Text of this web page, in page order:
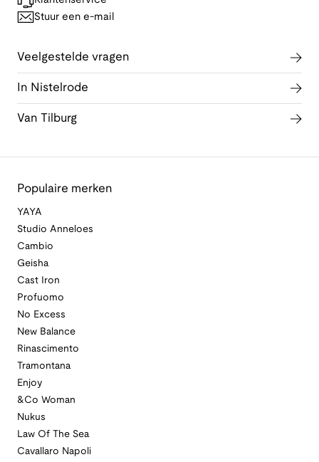
Stuur een e-mail
Veelgestelde vragen
In Nistelrode
Van Tilburg
Populaire merken
YAYA
Studio Anneloes
Cambio
Geisha
Cast Iron
Profuomo
No Excess
New Balance
Rinascimento
Tramontana
Enjoy
&Co Woman
Nukus
Law Of The Sea
Cavallaro Napoli